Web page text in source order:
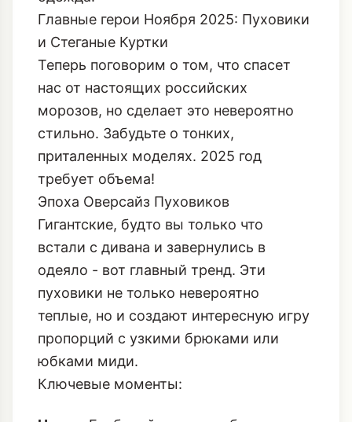
Главные герои Ноября 2025: Пуховики
и Стеганые Куртки
Теперь поговорим о том, что спасет
нас от настоящих российских
морозов, но сделает это невероятно
стильно. Забудьте о тонких,
приталенных моделях. 2025 год
требует объема!
Эпоха Оверсайз Пуховиков
Гигантские, будто вы только что
встали с дивана и завернулись в
одеяло - вот главный тренд. Эти
пуховики не только невероятно
теплые, но и создают интересную игру
пропорций с узкими брюками или
юбками миди.
Ключевые моменты: